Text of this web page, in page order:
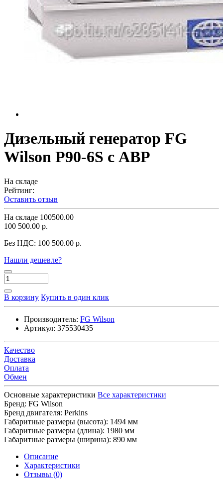
Дизельный генератор FG
Wilson P90-6S с АВР
На складе
Рейтинг:
Оставить отзыв
На складе 100500.00
100 500.00 р.
Без НДС: 100 500.00 р.
Нашли дешевле?
В корзину Купить в один клик
Производитель: FG Wilson
Артикул: 375530435
Качество
Доставка
Оплата
Обмен
Основные характеристики Все характеристики
Бренд: FG Wilson
Бренд двигателя: Perkins
Габаритные размеры (высота): 1494 мм
Габаритные размеры (длина): 1980 мм
Габаритные размеры (ширина): 890 мм
Описание
Характеристики
Отзывы (0)